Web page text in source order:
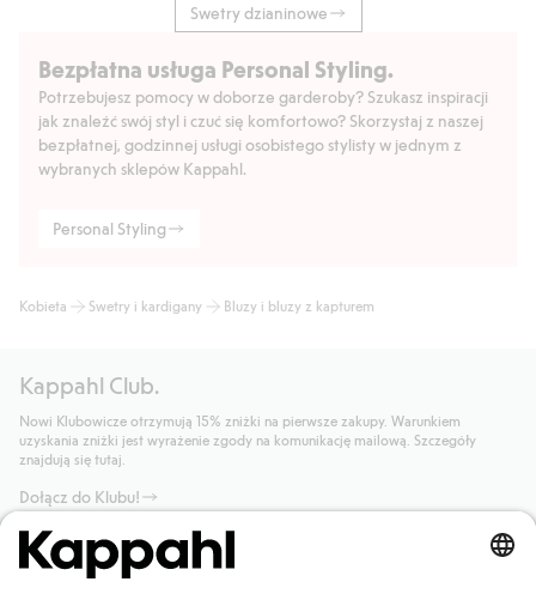
Swetry dzianinowe
Bezpłatna usługa Personal Styling.
Potrzebujesz pomocy w doborze garderoby? Szukasz inspiracji
jak znaleźć swój styl i czuć się komfortowo? Skorzystaj z naszej
bezpłatnej, godzinnej usługi osobistego stylisty w jednym z
wybranych sklepów Kappahl.
Personal Styling
Kobieta Swetry i kardigany Bluzy i bluzy z kapturem
Kappahl Club.
Nowi Klubowicze otrzymują 15% zniżki na pierwsze zakupy. Warunkiem
uzyskania zniżki jest wyrażenie zgody na komunikację mailową. Szczegóły
znajdują się tutaj.
Dołącz do Klubu!